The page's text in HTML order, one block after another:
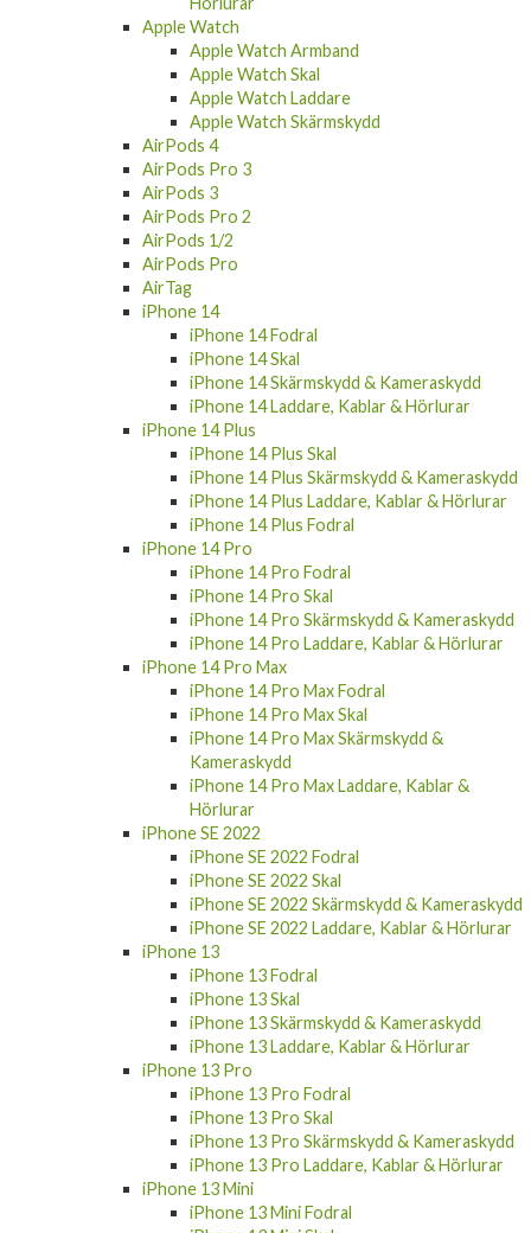
iPhone 15 Pro Max Skal
iPhone 15 Pro Max Skärmskydd &
Kameraskydd
iPhone 15 Pro Max Laddare, Kablar &
Hörlurar
Apple Watch
Apple Watch Armband
Apple Watch Skal
Apple Watch Laddare
Apple Watch Skärmskydd
AirPods 4
AirPods Pro 3
AirPods 3
AirPods Pro 2
AirPods 1/2
AirPods Pro
AirTag
iPhone 14
iPhone 14 Fodral
iPhone 14 Skal
iPhone 14 Skärmskydd & Kameraskydd
iPhone 14 Laddare, Kablar & Hörlurar
iPhone 14 Plus
iPhone 14 Plus Skal
iPhone 14 Plus Skärmskydd & Kameraskydd
iPhone 14 Plus Laddare, Kablar & Hörlurar
iPhone 14 Plus Fodral
iPhone 14 Pro
iPhone 14 Pro Fodral
iPhone 14 Pro Skal
iPhone 14 Pro Skärmskydd & Kameraskydd
iPhone 14 Pro Laddare, Kablar & Hörlurar
iPhone 14 Pro Max
iPhone 14 Pro Max Fodral
iPhone 14 Pro Max Skal
iPhone 14 Pro Max Skärmskydd &
Kameraskydd
iPhone 14 Pro Max Laddare, Kablar &
Hörlurar
iPhone SE 2022
iPhone SE 2022 Fodral
iPhone SE 2022 Skal
iPhone SE 2022 Skärmskydd & Kameraskydd
iPhone SE 2022 Laddare, Kablar & Hörlurar
iPhone 13
iPhone 13 Fodral
iPhone 13 Skal
iPhone 13 Skärmskydd & Kameraskydd
iPhone 13 Laddare, Kablar & Hörlurar
iPhone 13 Pro
iPhone 13 Pro Fodral
iPhone 13 Pro Skal